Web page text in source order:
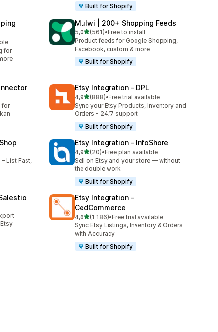
Built for Shopify
for
Mulwi | 200+ Shopping Feeds
5,0av 5 stjerner
(561)
Totalt 561 omtaler
•Free to install
Product feeds for Google Shopping,
Facebook, custom & more
Built for Shopify
for
Etsy Integration ‑ DPL
4,9av 5 stjerner
(888)
Totalt 888 omtaler
•Free trial available
Sync your Etsy Products, Inventory and
Orders - 24/7 support
Built for Shopify
List Fast,
Etsy Integration ‑ InfoShore
4,9av 5 stjerner
(20)
Totalt 20 omtaler
•Free plan available
Sell on Etsy and your store — without
the double work
Built for Shopify
Etsy Integration ‑
CedCommerce
4,6av 5 stjerner
(1 186)
Totalt 1186 omtaler
•Free trial available
Sync Etsy Listings, Inventory & Orders
with Accuracy
Built for Shopify